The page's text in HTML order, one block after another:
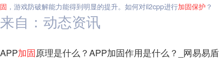
固 ，游戏防破解能力能得到明显的提升。如何对il2cpp进行加固保护 ？
来自：动态资讯
APP加固原理是什么？APP加固作用是什么？_网易易盾